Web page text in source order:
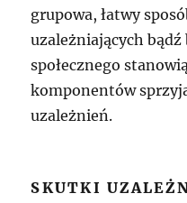
grupowa, łatwy
uzależniających
społecznego
komponentów
uzależnień.
SKUTKI